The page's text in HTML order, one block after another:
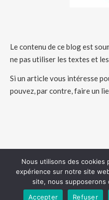
Le contenu de ce blog est
ne pas utiliser les textes et
Si un article vous intéresse
pouvez, par contre, faire un
COPYRIGHT 2026 -
Nous utilisons des cookies
expérience sur notre site
site, nous supposerons
Accepter
Refuser